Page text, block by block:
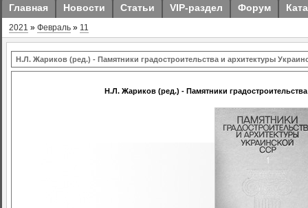
Главная Новости Статьи VIP-раздел Форум
2021 » Февраль » 11
Н.Л. Жариков (ред.) - Памятники градостроительства и архитектуры
Н.Л. Жариков (ред.) - Памятники